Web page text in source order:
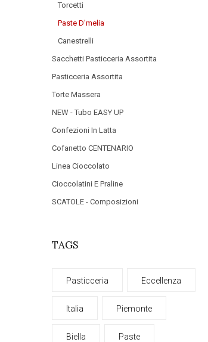
Torcetti
Paste D'melia
Canestrelli
Sacchetti Pasticceria Assortita
Pasticceria Assortita
Torte Massera
NEW - Tubo EASY UP
Confezioni In Latta
Cofanetto CENTENARIO
Linea Cioccolato
Cioccolatini E Praline
SCATOLE - Composizioni
TAGS
Pasticceria Eccellenza
Italia Piemonte
Biella Paste